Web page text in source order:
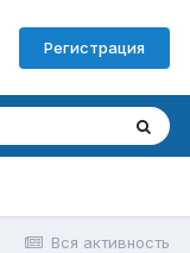
Регистрация
Вся активность